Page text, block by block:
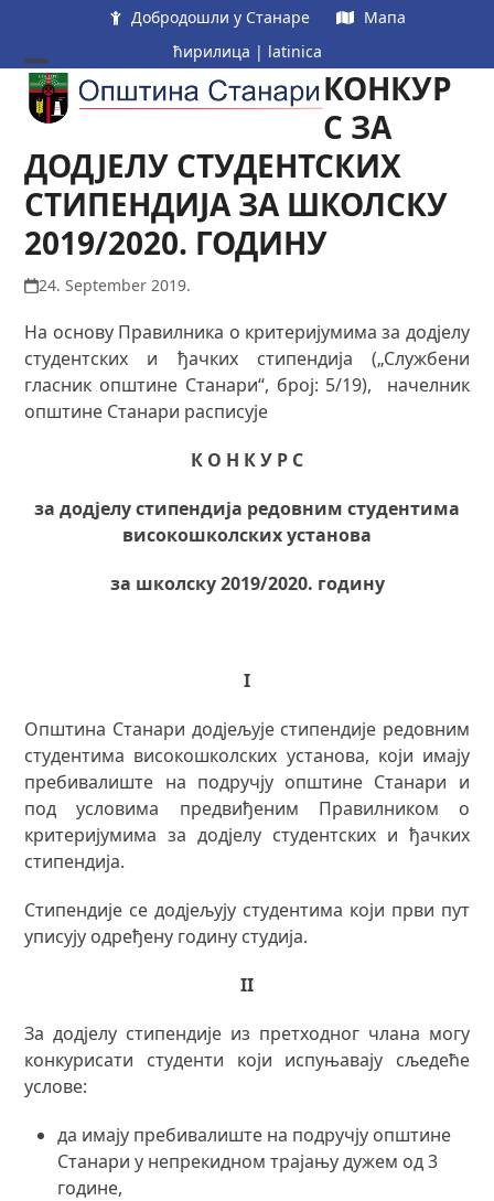
content
Добродошли у Станаре
Мапа
ћирилица | latinica
Open
mobile
menu
Close
mobile
menu
КОНКУР
С ЗА
ДОДЈЕЛУ СТУДЕНТСКИХ
СТИПЕНДИЈА ЗА ШКОЛСКУ
2019/2020. ГОДИНУ
24. September 2019.
На основу Правилника о критеријумима за додјелу
студентских и ђачких стипендија („Службени
гласник општине Станари“, број: 5/19), начелник
општине Станари расписује
К О Н К У Р С
за додјелу стипендија редовним студентима
високошколских установа
за школску 2019/2020. годину
I
Општина Станари додјељује стипендије редовним
студентима високошколских установа, који имају
пребивалиште на подручју општине Станари и
под условима предвиђеним Правилником о
критеријумима за додјелу студентских и ђачких
стипендија.
Стипендије се додјељују студентима који први пут
уписују одређену годину студија.
II
За додјелу стипендије из претходног члана могу
конкурисати студенти који испуњавају сљедеће
услове:
да имају пребивалиште на подручју општине
Станари у непрекидном трајању дужем од 3
године,